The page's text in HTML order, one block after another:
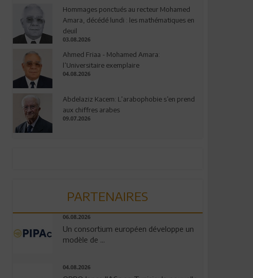
Hommages ponctués au recteur Mohamed
Amara, décédé lundi : les mathématiques en
deuil
03.08.2026
Ahmed Friaa - Mohamed Amara:
l’Universitaire exemplaire
04.08.2026
Abdelaziz Kacem: L’arabophobie s’en prend
aux chiffres arabes
09.07.2026
PARTENAIRES
06.08.2026
Un consortium européen développe un
modèle de ...
04.08.2026